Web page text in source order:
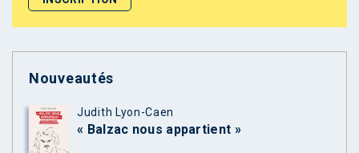
Nouveautés
Judith Lyon-Caen
« Balzac nous appartient »